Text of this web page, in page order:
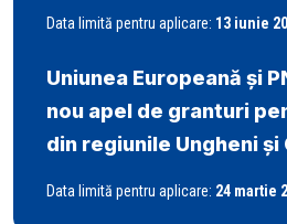
Data limită pentru aplicare: 13 iunie
Uniunea Europeană și
nou apel de granturi
din regiunile Ungheni și
Data limită pentru aplicare: 24 martie